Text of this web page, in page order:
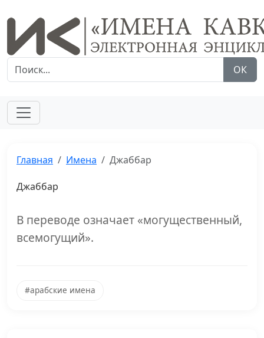
ОК
Главная Имена Джаббар
Джаббар
В переводе означает «могущественный,
всемогущий».
#арабские имена